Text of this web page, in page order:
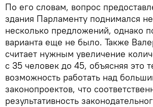
По его словам, вопрос
здания Парламенту поднимался
несколько предложений, однако
варианта еще не было. Также
считает нужным увеличение
с 35 человек до 45, объясняя это
возможность работать над
законопроектов, что
результативность